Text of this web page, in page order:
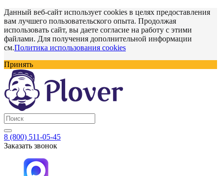
Данный веб-сайт использует cookies в целях предоставления
вам лучшего пользовательского опыта. Продолжая
использовать сайт, вы даете согласие на работу с этими
файлами. Для получения дополнительной информации
см.Политика использования cookies
Принять
8 (800) 511-05-45
Заказать звонок